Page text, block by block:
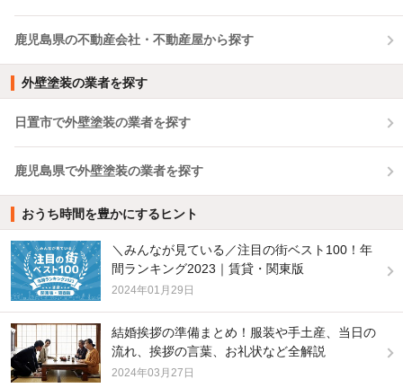
鹿児島県の不動産会社・不動産屋から探す
外壁塗装の業者を探す
日置市で外壁塗装の業者を探す
鹿児島県で外壁塗装の業者を探す
おうち時間を豊かにするヒント
＼みんなが見ている／注目の街ベスト100！年
間ランキング2023｜賃貸・関東版
2024年01月29日
結婚挨拶の準備まとめ！服装や手土産、当日の
流れ、挨拶の言葉、お礼状など全解説
2024年03月27日